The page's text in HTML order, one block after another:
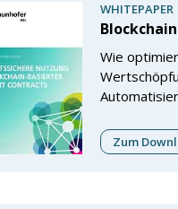
WHITEPAPER
Wie
Zum